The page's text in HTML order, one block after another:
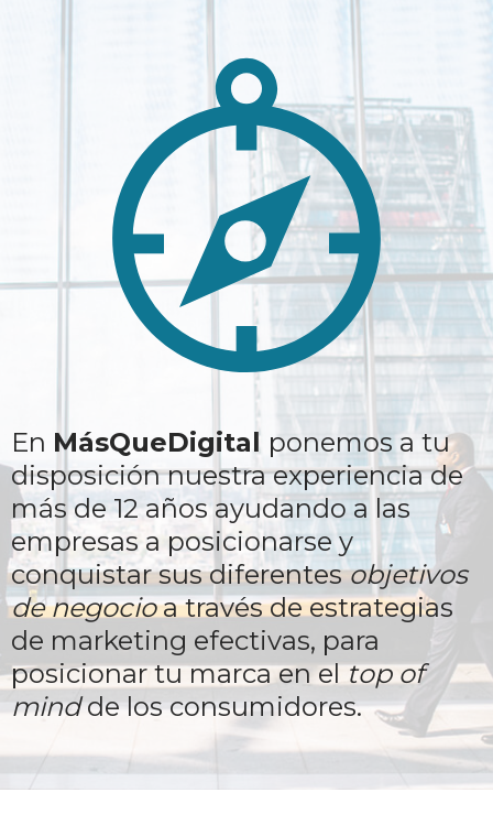
En MásQueDigital ponemos a tu
disposición nuestra experiencia de
más de 12 años ayudando a las
empresas a posicionarse y
conquistar sus diferentesobjetivos
de negocioa través de estrategias
de marketing efectivas, para
posicionar tu marca en eltop of
mindde los consumidores.